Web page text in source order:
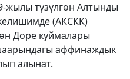
жылы түзүлгөн Алтынды
(АКСКК)
Доре куймалары
аффинаждык
алынат.